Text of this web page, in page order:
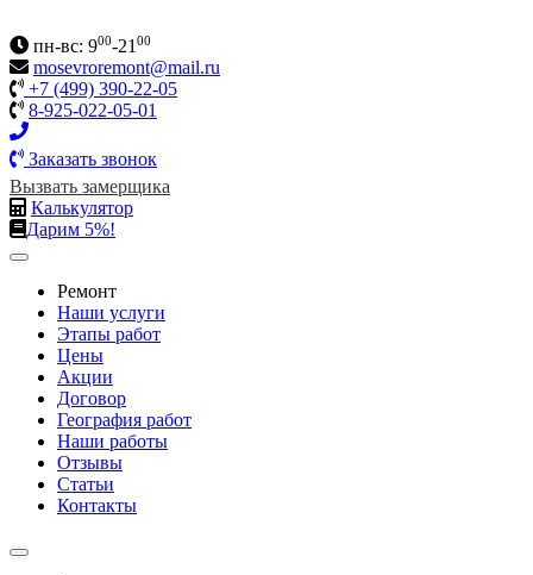
пн-вс: 900-21 00
mosevroremont@mail.ru
+7 (499) 390-22-05
8-925-022-05-01
Заказать звонок
Вызвать замерщика
Калькулятор
Дарим 5%!
Ремонт
Наши услуги
Этапы работ
Цены
Акции
Договор
География работ
Наши работы
Отзывы
Статьи
Контакты